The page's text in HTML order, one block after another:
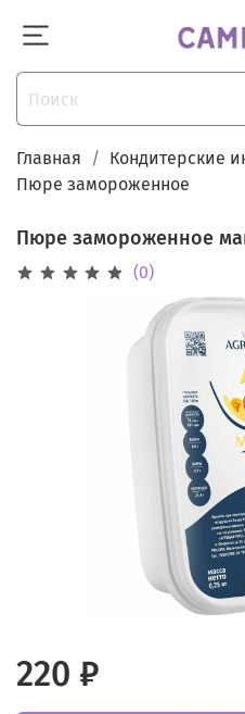
Главная
Кондитерские
Пюре замороженное
Пюре замороженное
(0)
220 ₽